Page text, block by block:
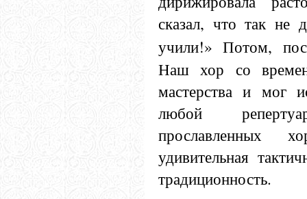
сказал, что так
учили!» Потом,
Наш хор со
мастерства и мог
любой
прославленных
удивительная
традиционность.